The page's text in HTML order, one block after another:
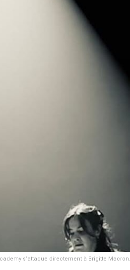
s’attaque directement à Brigitte